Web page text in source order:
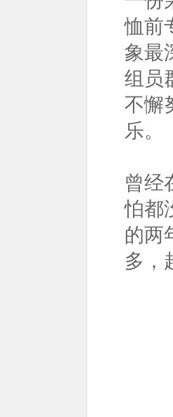
恤前
象最
组员
不懈
乐。
曾经
怕都
的两
多，